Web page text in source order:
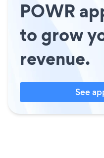
POWR
to grow
revenue.
See